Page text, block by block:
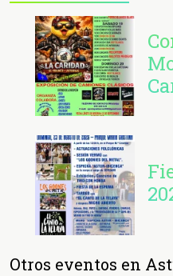
Otros eventos en